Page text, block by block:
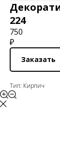
224
750
₽
Заказать
Тип: Кирпич